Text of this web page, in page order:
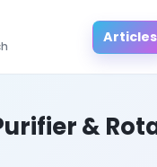
Articles
&